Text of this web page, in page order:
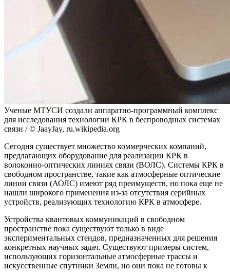
Ученые МТУСИ создали аппаратно-программный комплекс
для исследования технологии КРК в беспроводных системах
связи / © JaayJay, ru.wikipedia.org
Сегодня существует множество коммерческих компаний,
предлагающих оборудование для реализации КРК в
волоконно-оптических линиях связи (ВОЛС). Системы КРК в
свободном пространстве, такие как атмосферные оптические
линии связи (АОЛС) имеют ряд преимуществ, но пока еще не
нашли широкого применения из-за отсутствия серийных
устройств, реализующих технологию КРК в атмосфере.
Устройства квантовых коммуникаций в свободном
пространстве пока существуют только в виде
экспериментальных стендов, предназначенных для решения
конкретных научных задач. Существуют примеры систем,
использующих горизонтальные атмосферные трассы и
искусственные спутники Земли, но они пока не готовы к